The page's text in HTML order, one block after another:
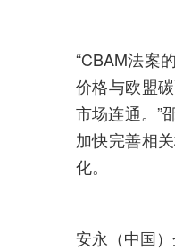
“CBAM法案
价格与欧盟
市场连通。”
加快完善相
化。
安永（中国